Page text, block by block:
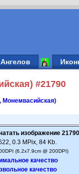
#21790
Монемвасийская)
изображение
0.3 MPix, 84 Kb.
(6.2x7.9cm @ 200DPI)
качество
качество